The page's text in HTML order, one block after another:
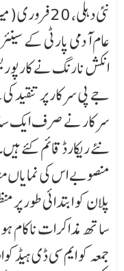
نئی دہلی، 20 فروری(میرا وطن)
عام آدمی پارٹی کے
انکش نارنگ نے
جے پی سرکار پر تنقید
سرکار نے صرف ایک سا
نئے ریکارڈ قائم کئے
منصوبے اس کی
پلان کو ابتدائی طور پر
ساتھ مذاکرات ناکام ہو
جمعہ کو ایم سی ڈی